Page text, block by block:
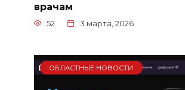
врачам
52 3 марта, 2026
ОБЛАСТНЫЕ НОВОСТИ